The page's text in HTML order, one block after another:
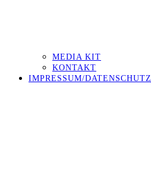
MEDIA KIT
KONTAKT
IMPRESSUM/DATENSCHUTZ